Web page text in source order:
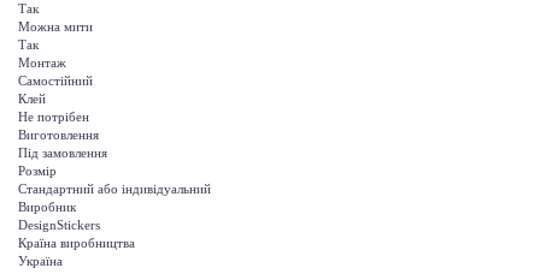
Так
Можна мити
Так
Монтаж
Самостійний
Клей
Не потрібен
Виготовлення
Під замовлення
Розмір
Стандартний або індивідуальний
Виробник
DesignStickers
Країна виробництва
Україна